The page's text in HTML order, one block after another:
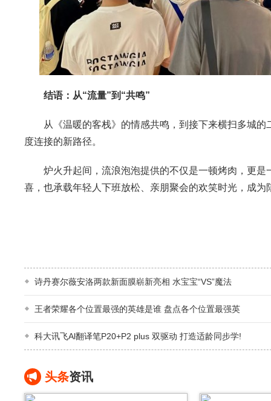
结语：从“流量”到“共鸣”
从《温暖的客栈》的情感共鸣，到接下来横扫多城的
度连接的新路径。
炉火升起间，流浪泡泡提供的不仅是一顿烤肉，更是
喜，也承载年轻人下班放松、亲朋聚会的欢笑时光，成为
诗丹赛尔薇安洛两款新面膜崭新亮相 水宝宝“VS”魔法
王者荣耀各个位置最强的英雄是谁 盘点各个位置最强英
科大讯飞Al翻译笔P20+P2 plus 双驱动 打造适龄同步学!
头条资讯